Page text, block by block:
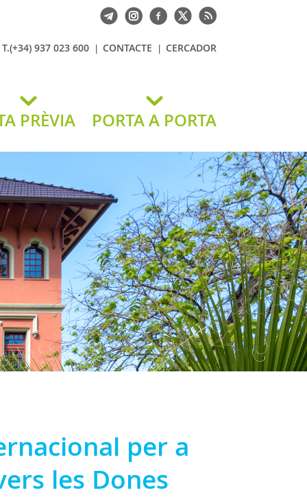
T.(+34) 937 023 600 CONTACTE CERCADOR
PRÈVIA PORTA A PORTA
per a
les Dones